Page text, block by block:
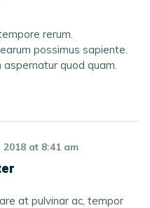
rerum.
possimus sapiente.
quod quam.
2018 at 8:41 am
at pulvinar ac, tempor